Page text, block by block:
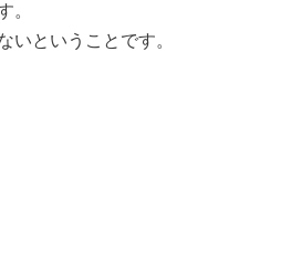
。
いということです。